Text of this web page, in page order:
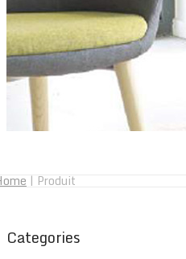
| Produit
Categories